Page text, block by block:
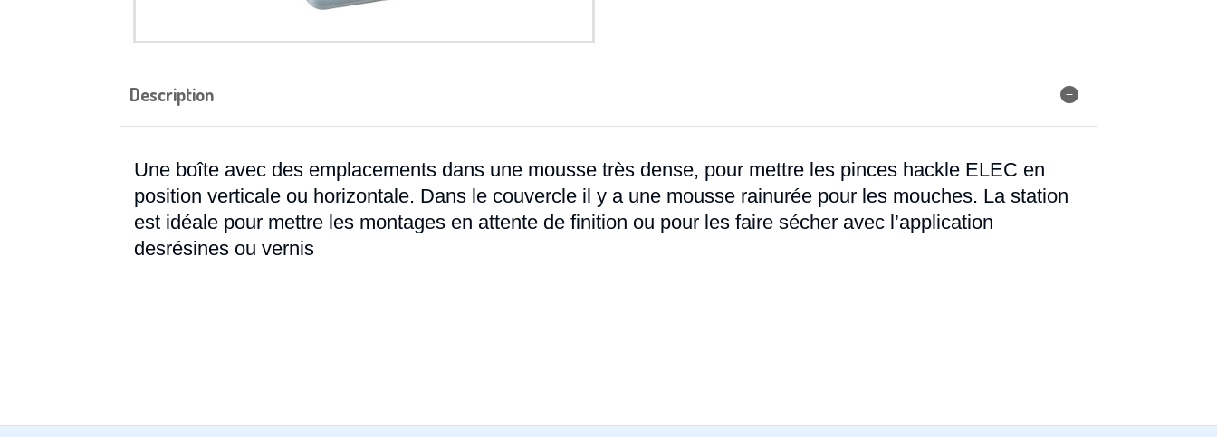
Description
Une boîte avec des emplacements dans une mousse très dense, pour mettre les pinces hackle ELEC en
position verticale ou horizontale. Dans le couvercle il y a une mousse rainurée pour les mouches. La station
est idéale pour mettre les montages en attente de finition ou pour les faire sécher avec l’application
desrésines ou vernis